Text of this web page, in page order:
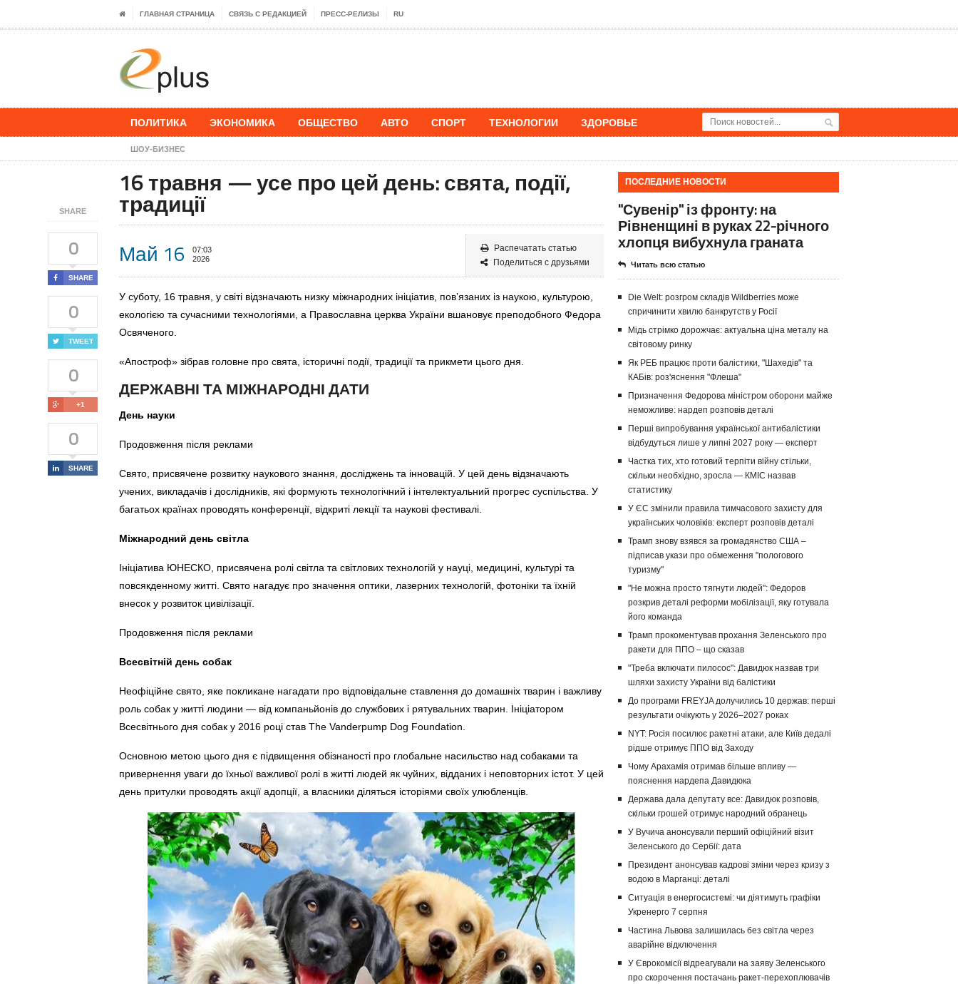
ГЛАВНАЯ СТРАНИЦА СВЯЗЬ С РЕДАКЦИЕЙ ПРЕСС-РЕЛИЗЫ RU
ПОЛИТИКА ЭКОНОМИКА ОБЩЕСТВО АВТО СПОРТ ТЕХНОЛОГИИ ЗДОРОВЬЕ
ШОУ-БИЗНЕС
SHARE
0
SHARE
0
TWEET
0
+1
0
SHARE
16 травня — усе про цей день: свята, події,
традиції
Май 16
07:03
2026
Распечатать статью
Поделиться с друзьями
У суботу, 16 травня, у світі відзначають низку міжнародних ініціатив, пов’язаних із наукою, культурою,
екологією та сучасними технологіями, а Православна церква України вшановує преподобного Федора
Освяченого.
«Апостроф» зібрав головне про свята, історичні події, традиції та прикмети цього дня.
ДЕРЖАВНІ ТА МІЖНАРОДНІ ДАТИ
День науки
Продовження після реклами
Свято, присвячене розвитку наукового знання, досліджень та інновацій. У цей день відзначають
учених, викладачів і дослідників, які формують технологічний і інтелектуальний прогрес суспільства. У
багатьох країнах проводять конференції, відкриті лекції та наукові фестивалі.
Міжнародний день світла
Ініціатива ЮНЕСКО, присвячена ролі світла та світлових технологій у науці, медицині, культурі та
повсякденному житті. Свято нагадує про значення оптики, лазерних технологій, фотоніки та їхній
внесок у розвиток цивілізації.
Продовження після реклами
Всесвітній день собак
Неофіційне свято, яке покликане нагадати про відповідальне ставлення до домашніх тварин і важливу
роль собак у житті людини — від компаньйонів до службових і рятувальних тварин. Ініціатором
Всесвітнього дня собак у 2016 році став The Vanderpump Dog Foundation.
Основною метою цього дня є підвищення обізнаності про глобальне насильство над собаками та
привернення уваги до їхньої важливої ролі в житті людей як чуйних, відданих і неповторних істот. У цей
день притулки проводять акції адопції, а власники діляться історіями своїх улюбленців.
ПОСЛЕДНИЕ НОВОСТИ
"Сувенір" із фронту: на
Рівненщині в руках 22-річного
хлопця вибухнула граната
Читать всю статью
Die Welt: розгром складів Wildberries може
спричинити хвилю банкрутств у Росії
Мідь стрімко дорожчає: актуальна ціна металу на
світовому ринку
Як РЕБ працює проти балістики, "Шахедів" та
КАБів: роз'яснення "Флеша"
Призначення Федорова міністром оборони майже
неможливе: нардеп розповів деталі
Перші випробування української антибалістики
відбудуться лише у липні 2027 року — експерт
Частка тих, хто готовий терпіти війну стільки,
скільки необхідно, зросла — КМІС назвав
статистику
У ЄС змінили правила тимчасового захисту для
українських чоловіків: експерт розповів деталі
Трамп знову взявся за громадянство США –
підписав укази про обмеження "пологового
туризму"
"Не можна просто тягнути людей": Федоров
розкрив деталі реформи мобілізації, яку готувала
його команда
Трамп прокоментував прохання Зеленського про
ракети для ППО – що сказав
"Треба включати пилосос": Давидюк назвав три
шляхи захисту України від балістики
До програми FREYJA долучились 10 держав: перші
результати очікують у 2026–2027 роках
NYT: Росія посилює ракетні атаки, але Київ дедалі
рідше отримує ППО від Заходу
Чому Арахамія отримав більше впливу —
пояснення нардепа Давидюка
Держава дала депутату все: Давидюк розповів,
скільки грошей отримує народний обранець
У Вучича анонсували перший офіційний візит
Зеленського до Сербії: дата
Президент анонсував кадрові зміни через кризу з
водою в Марганці: деталі
Ситуація в енергосистемі: чи діятимуть графіки
Укренерго 7 серпня
Частина Львова залишилась без світла через
аварійне відключення
У Єврокомісії відреагували на заяву Зеленського
про скорочення постачань ракет-перехоплювачів